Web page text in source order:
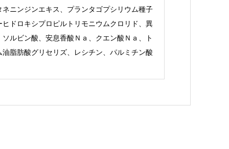
ニンジンエキス、プランタゴプシリウム種子
ドロキシプロピルトリモニウムクロリド、異
ルビン酸、安息香酸Ｎａ、クエン酸Ｎａ、ト
脂肪酸グリセリズ、レシチン、パルミチン酸